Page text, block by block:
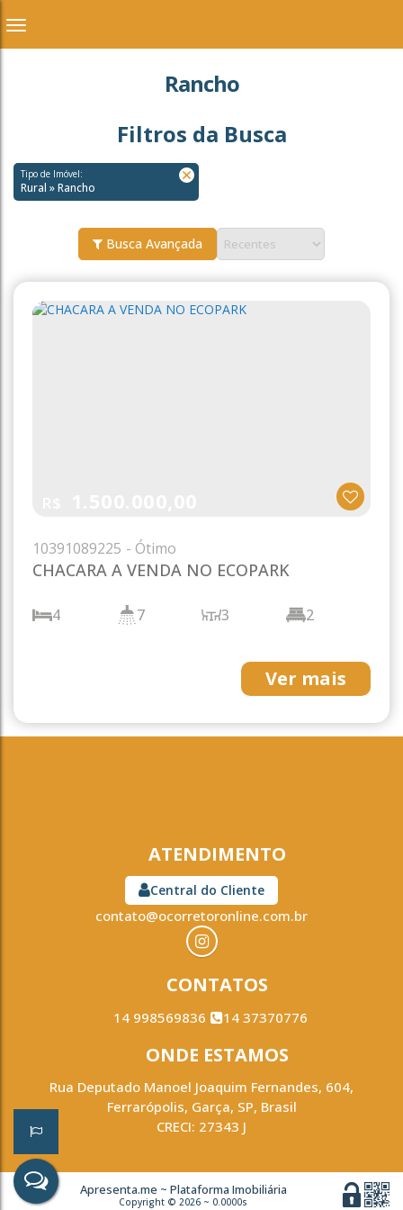
Rancho
Filtros da Busca
Tipo de Imóvel:
Rural » Rancho
Busca Avançada
CHACARA A VENDA NO ECOPARK
10391089225
4 7 3
2
Ver mais
ATENDIMENTO
Central do Cliente
contato@ocorretoronline.com.br
CONTATOS
14 998569836 14 37370776
ONDE ESTAMOS
Rua Deputado Manoel Joaquim Fernandes, 604,
Ferrarópolis, Garça, SP, Brasil
CRECI: 27343 J
Apresenta.me ~ Plataforma Imobiliária
Copyright © 2026 ~ 0.0000s